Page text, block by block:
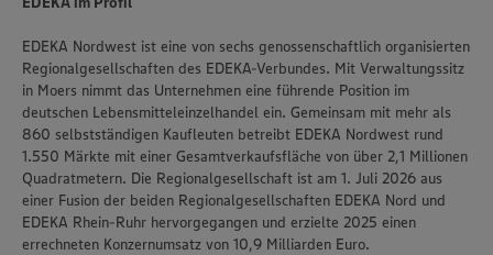
EDEKA Nordwest ist eine von sechs genossenschaftlich organisierten
Regionalgesellschaften des EDEKA-Verbundes. Mit Verwaltungssitz
in Moers nimmt das Unternehmen eine führende Position im
deutschen Lebensmitteleinzelhandel ein. Gemeinsam mit mehr als
860 selbstständigen Kaufleuten betreibt EDEKA Nordwest rund
1.550 Märkte mit einer Gesamtverkaufsfläche von über 2,1 Millionen
Quadratmetern. Die Regionalgesellschaft ist am 1. Juli 2026 aus
einer Fusion der beiden Regionalgesellschaften EDEKA Nord und
EDEKA Rhein-Ruhr hervorgegangen und erzielte 2025 einen
errechneten Konzernumsatz von 10,9 Milliarden Euro.